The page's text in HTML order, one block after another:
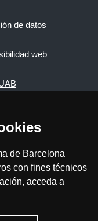
de Barcelona
con fines técnicos
acceda a
de datos
web
-
2014-6388